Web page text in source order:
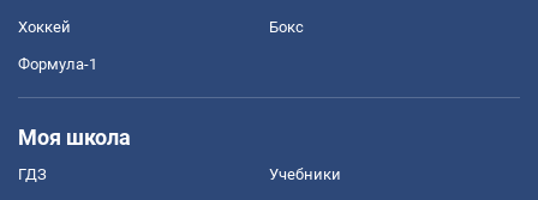
Хоккей Бокс
Формула-1
Моя школа
ГДЗ Учебники